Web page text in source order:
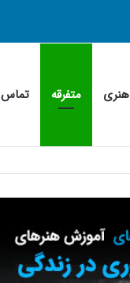
هنری متفرقه تماس